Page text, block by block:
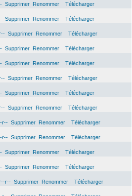
Supprimer Renommer
Télécharger
Supprimer Renommer
Télécharger
Supprimer Renommer
Télécharger
Supprimer Renommer
Télécharger
Supprimer Renommer
Télécharger
Supprimer Renommer
Télécharger
Supprimer Renommer
Télécharger
Supprimer Renommer
Télécharger
r-- Supprimer Renommer
Télécharger
r-- Supprimer Renommer
Télécharger
Supprimer Renommer
Télécharger
Supprimer Renommer
Télécharger
r-- Supprimer Renommer
Télécharger